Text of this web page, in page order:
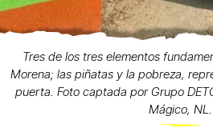
Tres de los tres elementos
Morena; las piñatas y la pobreza,
puerta. Foto captada por Grupo
Mágico, NL.